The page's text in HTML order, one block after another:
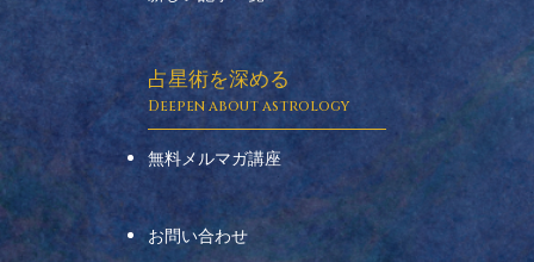
占星術を深める
無料メルマガ講座
お問い合わせ